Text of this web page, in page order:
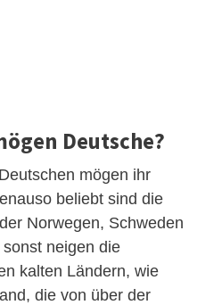
Deutsche?
mögen ihr
beliebt sind die
Norwegen, Schweden
neigen die
kalten Ländern, wie
die von über der